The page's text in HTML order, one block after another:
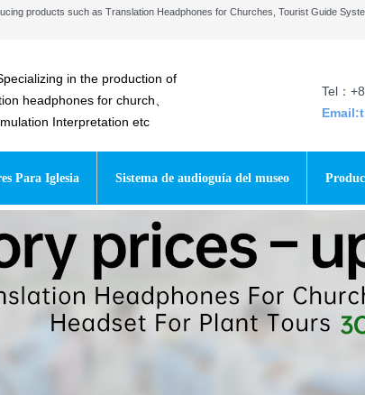
Para Iglesia Sistema de audioguía del museo
in the production of
headphones for church、
Interpretation etc
Tel：
products such as Translation Headphones for Churches, Tourist Guide